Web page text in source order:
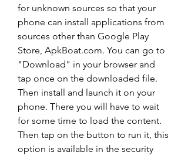
for unknown sources so that your
phone can install applications from
sources other than Google Play
Store, ApkBoat.com. You can go to
"Download" in your browser and
tap once on the downloaded file.
Then install and launch it on your
phone. There you will have to wait
for some time to load the content.
Then tap on the button to run it, this
option is available in the security